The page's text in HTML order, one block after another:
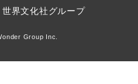
世界文化社グループ
Group Inc.